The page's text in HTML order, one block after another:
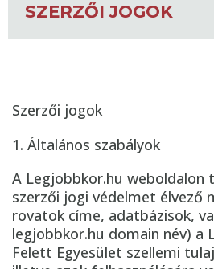
SZERZŐI JOGOK
Szerzői jogok
Általános szabályok
A Legjobbkor.hu weboldalon
szerzői jogi védelmet élvező
rovatok címe, adatbázisok,
legjobbkor.hu domain név) a
Felett Egyesület szellemi